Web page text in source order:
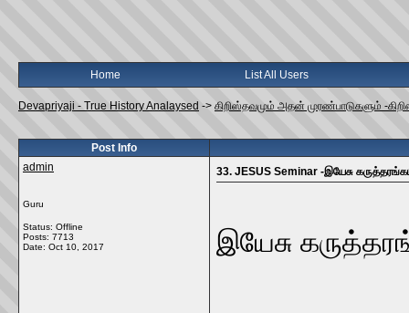
Home List All Users
Devapriyaji - True History Analaysed -> கிறிஸ்தவமும் அதன் முரண்பாடுகளும் -
Post Info
admin
Guru
Status: Offline
Posts: 7713
Date: Oct 10, 2017
33. JESUS Seminar -இயேசு
இயேசு